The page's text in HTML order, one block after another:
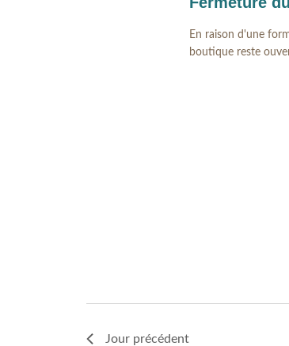
En raison d'une
boutique reste
Jour précédent